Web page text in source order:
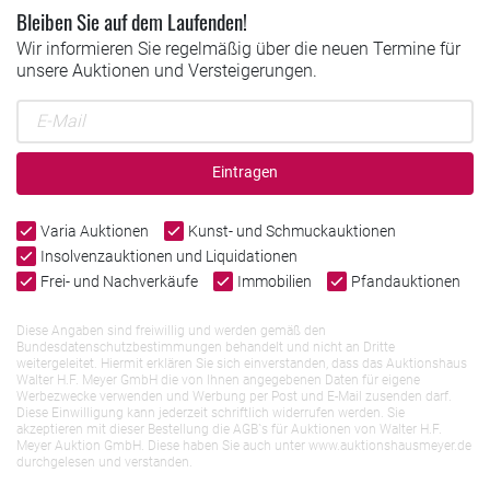
Bleiben Sie auf dem Laufenden!
Wir informieren Sie regelmäßig über die neuen Termine für
unsere Auktionen und Versteigerungen.
Eintragen
Varia Auktionen
Kunst- und Schmuckauktionen
Insolvenzauktionen und Liquidationen
Frei- und Nachverkäufe
Immobilien Pfandauktionen
Diese Angaben sind freiwillig und werden gemäß den
Bundesdatenschutzbestimmungen behandelt und nicht an Dritte
weitergeleitet. Hiermit erklären Sie sich einverstanden, dass das Auktionshaus
Walter H.F. Meyer GmbH die von Ihnen angegebenen Daten für eigene
Werbezwecke verwenden und Werbung per Post und E-Mail zusenden darf.
Diese Einwilligung kann jederzeit schriftlich widerrufen werden. Sie
akzeptieren mit dieser Bestellung die AGB`s für Auktionen von Walter H.F.
Meyer Auktion GmbH. Diese haben Sie auch unter www.auktionshausmeyer.de
durchgelesen und verstanden.